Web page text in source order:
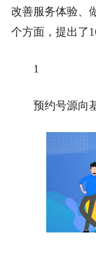
改善服务体验、
个方面，提出了
1
预约号源向